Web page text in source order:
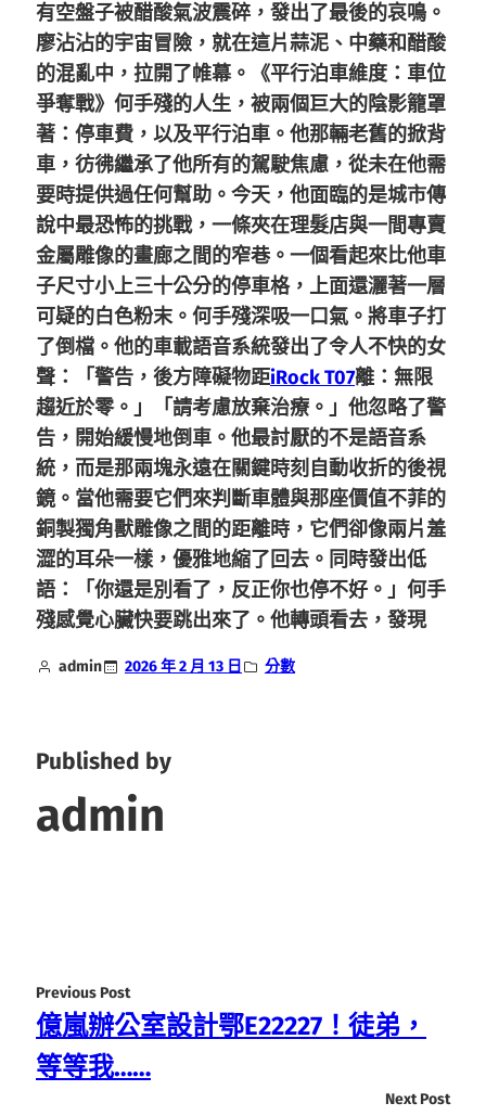
有空盤子被醋酸氣波震碎，發出了最後的哀鳴。
廖沾沾的宇宙冒險，就在這片蒜泥、中藥和醋酸
的混亂中，拉開了帷幕。《平行泊車維度：車位
爭奪戰》何手殘的人生，被兩個巨大的陰影籠罩
著：停車費，以及平行泊車。他那輛老舊的掀背
車，彷彿繼承了他所有的駕駛焦慮，從未在他需
要時提供過任何幫助。今天，他面臨的是城市傳
說中最恐怖的挑戰，一條夾在理髮店與一間專賣
金屬雕像的畫廊之間的窄巷。一個看起來比他車
子尺寸小上三十公分的停車格，上面還灑著一層
可疑的白色粉末。何手殘深吸一口氣。將車子打
了倒檔。他的車載語音系統發出了令人不快的女
聲：「警告，後方障礙物距iRock T07離：無限
趨近於零。」「請考慮放棄治療。」他忽略了警
告，開始緩慢地倒車。他最討厭的不是語音系
統，而是那兩塊永遠在關鍵時刻自動收折的後視
鏡。當他需要它們來判斷車體與那座價值不菲的
銅製獨角獸雕像之間的距離時，它們卻像兩片羞
澀的耳朵一樣，優雅地縮了回去。同時發出低
語：「你還是別看了，反正你也停不好。」何手
殘感覺心臟快要跳出來了。他轉頭看去，發現
admin 2026 年 2 月 13 日 分數
Published by
admin
Previous Post
億嵐辦公室設計鄂E22227！徒弟，
等等我……
Next Post